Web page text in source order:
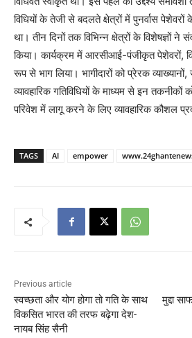
विधियों के तेजी से बदलते क्षेत्रों में पुनर्वास पेशेवरों
था। तीन दिनों तक विभिन्न क्षेत्रों के विशेषज्ञों ने
किया। कार्यक्रम में आरसीआई-पंजीकृत पेशेवरों,
रूप से भाग लिया। भागीदारों को प्रेरक
व्यावहारिक गतिविधियों के माध्यम से इन तकनीकों
परिवेश में लागू करने के लिए व्यावहारिक कौशल
TAGS AI empower
Previous article
स्वच्छता और योग होगा तो गति के साथ
विकसित भारत की तरफ बढ़ेगा देश-
नायब सिंह सैनी
मुद्दा